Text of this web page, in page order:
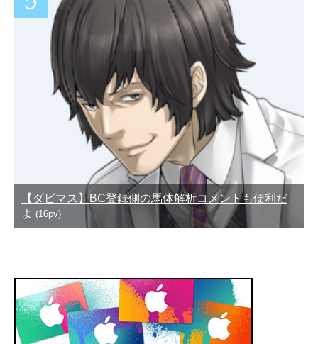
【ダビマス】BC登録側の馬体解析コメントも便利だ
よ (16pv)